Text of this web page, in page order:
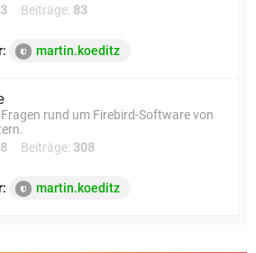
Beiträge: 83
martin.koeditz
rund um Firebird-Software von
Beiträge: 308
martin.koeditz